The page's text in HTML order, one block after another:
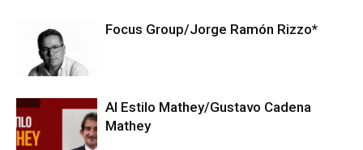
Focus Group/Jorge Ramón Rizzo*
Al Estilo Mathey/Gustavo Cadena
Mathey